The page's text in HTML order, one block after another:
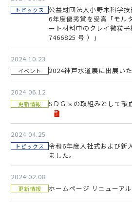
トピックス
公益財団法人小野木科学
6年度優秀賞を受賞「モル
ート材料中のクレイ微粒
7466825 号 ）」
2024.10.23
イベント 2024神戸水道展に出展いた
2024.06.12
更新情報 SＤＧｓの取組みとして献
2024.04.25
トピックス
令和6年度入社式および新
ました。
2024.02.08
更新情報 ホームページ リニューア